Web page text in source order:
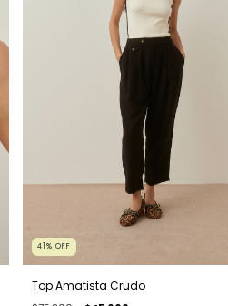
41 % OFF
Top Amatista Crudo